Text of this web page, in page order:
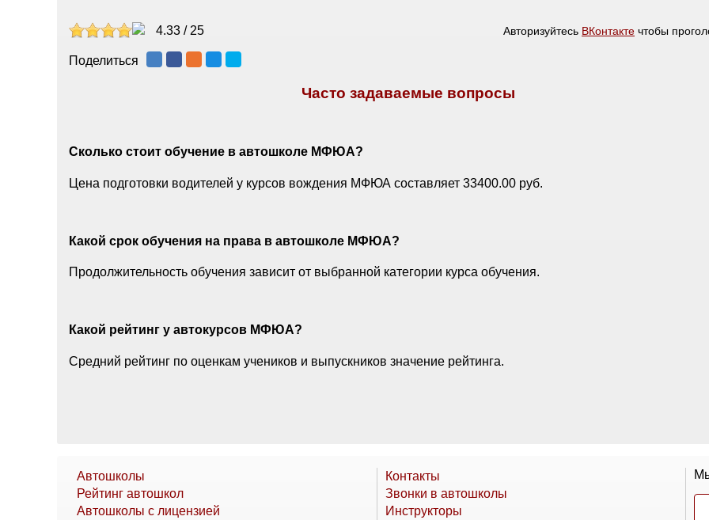
4.33 / 25 Авторизуйтесь ВКонтакте чтобы
Поделиться
Часто задаваемые вопросы
Сколько стоит обучение в автошколе МФЮА?
Цена подготовки водителей у курсов вождения МФЮА составляет 33400.00 руб.
Какой срок обучения на права в автошколе МФЮА?
Продолжительность обучения зависит от выбранной категории курса обучения.
Какой рейтинг у автокурсов МФЮА?
Средний рейтинг по оценкам учеников и выпускников значение рейтинга.
Автошколы
Рейтинг автошкол
Автошколы с лицензией
Контакты
Звонки в автошколы
Инструкторы